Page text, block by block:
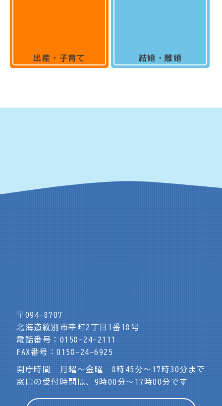
出産・子育て 結婚・離婚
〒094-8707
北海道紋別市幸町2丁目1番18号
電話番号：0158-24-2111
FAX番号：0158-24-6925
開庁時間 月曜～金曜 8時45分～17時30分まで
窓口の受付時間は、9時00分～17時00分です